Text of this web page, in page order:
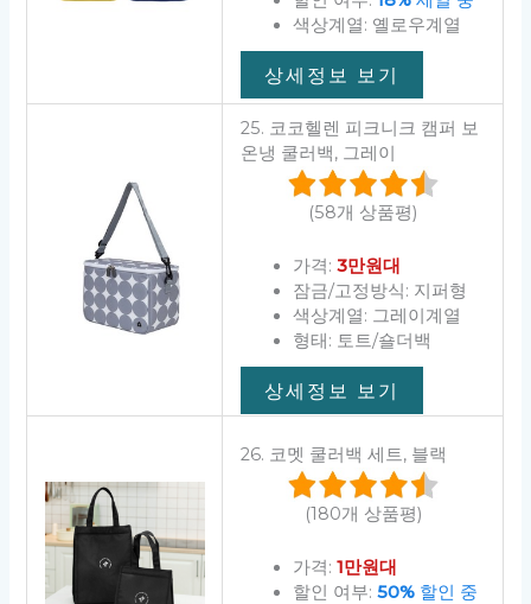
색상계열: 옐로우계열
상세정보 보기
25. 코코헬렌 피크니크 캠퍼 보
온냉 쿨러백, 그레이
(58개 상품평)
가격: 3만원대
잠금/고정방식: 지퍼형
색상계열: 그레이계열
형태: 토트/숄더백
상세정보 보기
26. 코멧 쿨러백 세트, 블랙
(180개 상품평)
가격: 1만원대
할인 여부: 50%할인 중